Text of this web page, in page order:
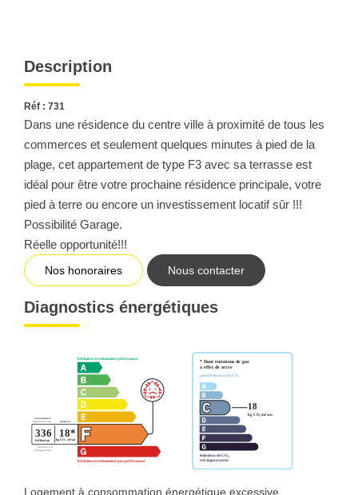
Description
Réf : 731
Dans une résidence du centre ville à proximité de tous les
commerces et seulement quelques minutes à pied de la
plage, cet appartement de type F3 avec sa terrasse est
idéal pour être votre prochaine résidence principale, votre
pied à terre ou encore un investissement locatif sûr !!!
Possibilité Garage.
Réelle opportunité!!!
Nos honoraires Nous contacter
Diagnostics énergétiques
Logement à consommation énergétique excessive.